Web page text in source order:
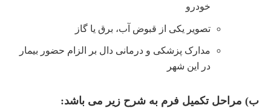
خودرو
تصویر یکی از قبوض آب، برق یا گاز
مدارک پزشکی و درمانی دال بر الزام حضور بیمار
در این شهر
ب) مراحل تکمیل فرم به شرح زیر می باشد: